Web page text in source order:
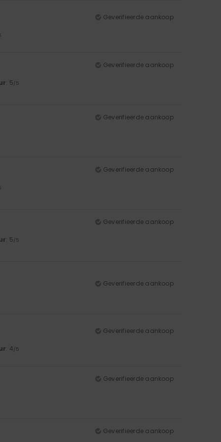
Geverifieerde aankoop
Geverifieerde aankoop
: 5/5
Geverifieerde aankoop
Geverifieerde aankoop
Geverifieerde aankoop
: 5/5
Geverifieerde aankoop
Geverifieerde aankoop
: 4/5
Geverifieerde aankoop
Geverifieerde aankoop